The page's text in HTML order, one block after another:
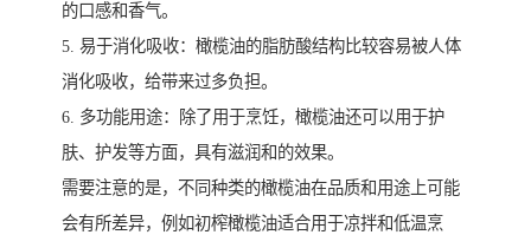
的口感和香气。
5. 易于消化吸收：橄榄油的脂肪酸结构比较容易被人体
消化吸收，给带来过多负担。
6. 多功能用途：除了用于烹饪，橄榄油还可以用于护
肤、护发等方面，具有滋润和的效果。
需要注意的是，不同种类的橄榄油在品质和用途上可能
会有所差异，例如初榨橄榄油适合用于凉拌和低温烹